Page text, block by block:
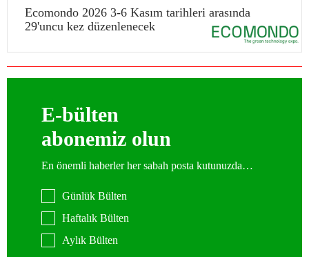
Ecomondo 2026 3-6 Kasım tarihleri arasında
29'uncu kez düzenlenecek
E-bülten
abonemiz olun
En önemli haberler her sabah posta kutunuzda…
Günlük Bülten
Haftalık Bülten
Aylık Bülten